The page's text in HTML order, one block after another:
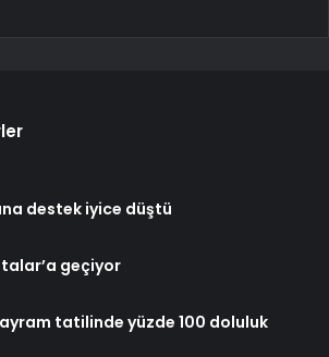
destek iyice düştü
geçiyor
tatilinde yüzde 100 doluluk